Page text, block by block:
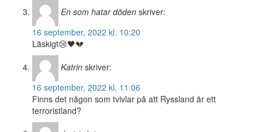
En som hatar döden skriver:
16 september, 2022 kl. 10:20
Läskigt😢🖤💔
Katrin skriver:
16 september, 2022 kl. 11:06
Finns det någon som tvivlar på att Ryssland är ett
terroristland?